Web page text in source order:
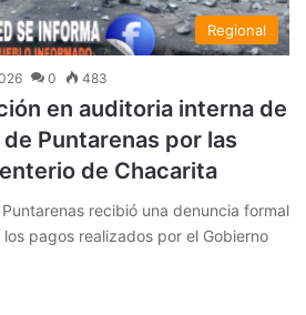
Regional
0 483
en auditoria interna de
Puntarenas por las
de Chacarita
recibió una denuncia formal
pagos realizados por el Gobierno